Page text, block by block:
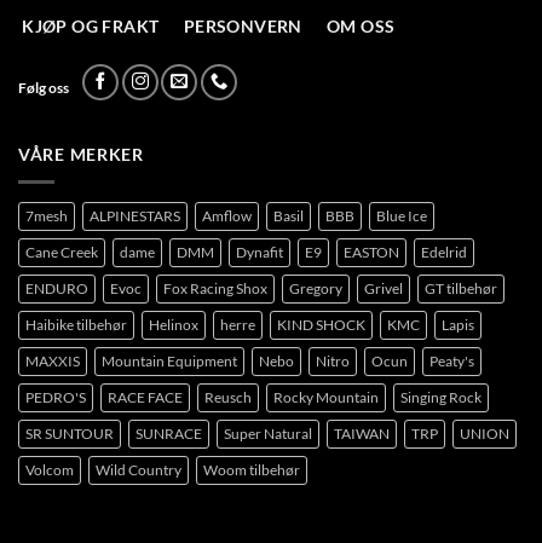
KJØP OG FRAKT PERSONVERN OM OSS
Følg oss
VÅRE MERKER
7mesh ALPINESTARS Amflow Basil BBB Blue Ice
Cane Creek dame DMM Dynafit E9 EASTON Edelrid
ENDURO Evoc Fox Racing Shox Gregory Grivel GT tilbehør
Haibike tilbehør Helinox herre KIND SHOCK KMC Lapis
MAXXIS Mountain Equipment Nebo Nitro Ocun Peaty's
PEDRO'S RACE FACE Reusch Rocky Mountain Singing Rock
SR SUNTOUR SUNRACE Super Natural TAIWAN TRP UNION
Volcom Wild Country Woom tilbehør